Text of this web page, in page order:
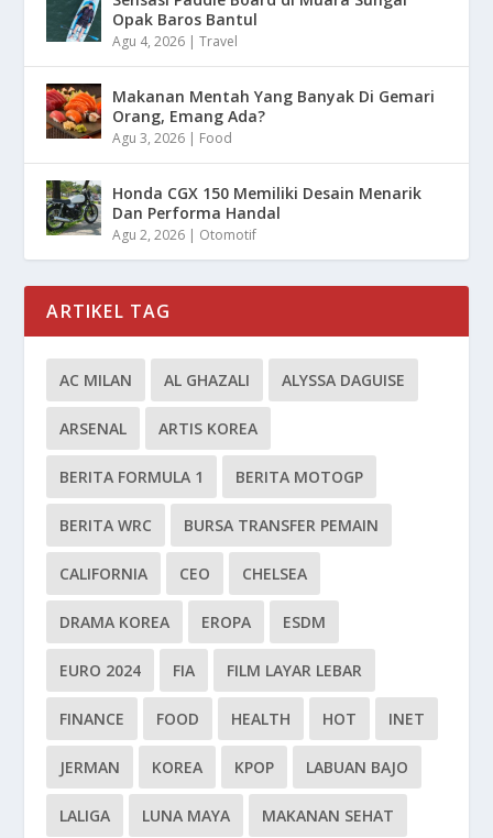
Opak Baros Bantul
Agu 4, 2026 |Travel
Makanan Mentah Yang Banyak Di Gemari
Orang, Emang Ada?
Agu 3, 2026 | Food
Honda CGX 150 Memiliki Desain Menarik
Dan Performa Handal
Agu 2, 2026 | Otomotif
ARTIKEL TAG
AC MILAN AL GHAZALI ALYSSA DAGUISE
ARSENAL ARTIS KOREA
BERITA FORMULA 1 BERITA MOTOGP
BERITA WRC BURSA TRANSFER PEMAIN
CALIFORNIA CEO CHELSEA
DRAMA KOREA EROPA ESDM
EURO 2024 FIA FILM LAYAR LEBAR
FINANCE FOOD HEALTH HOT INET
JERMAN KOREA KPOP LABUAN BAJO
LALIGA LUNA MAYA MAKANAN SEHAT